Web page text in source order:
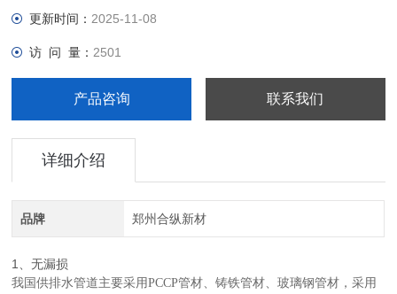
更新时间： 2025-11-08
访 问 量： 2501
产品咨询 联系我们
详细介绍
品牌 郑州合纵新材
1、无漏损
我国供排水管道主要采用PCCP管材、铸铁管材、玻璃钢管材，采用